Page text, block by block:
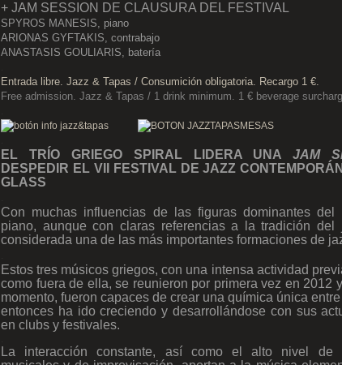
+ JAM SESSION DE CLAUSURA DEL FESTIVAL
SPYROS MANESIS, piano
ARIONAS GYFTAKIS, contrabajo
ANASTASIS GOULIARIS, batería
Entrada libre. Jazz & Tapas / Consumición obligatoria. Recargo 1 €.
Free admission. Jazz & Tapas / 1 drink minimum. 1 € beverage
EL TRÍO GRIEGO SPIRAL LIDERA UNAJAM
DESPEDIR EL VII FESTIVAL DE JAZZ
GLASS
Con muchas influencias de las figuras dominantes del
piano, aunque con claras referencias a la tradición del
considerada una de las más importantes formaciones de
Estos tres músicos griegos, con una intensa actividad
como fuera de ella, se reunieron por primera vez en 2012
momento, fueron capaces de crear una química única
entonces ha ido creciendo y desarrollándose con sus
en clubs y festivales.
La interacción constante, así como el alto nivel de